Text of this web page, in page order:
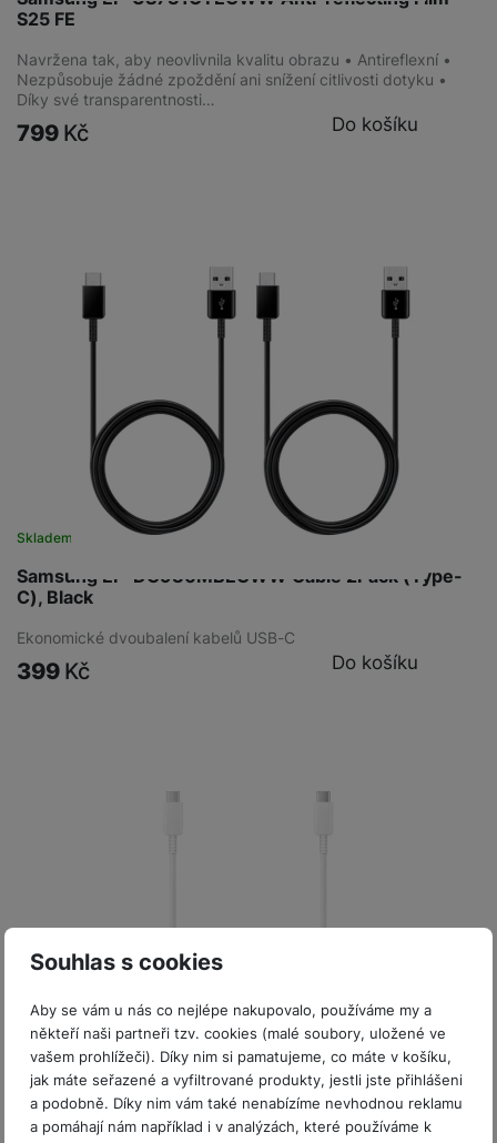
Souhlas s cookies
Aby se vám u nás co nejlépe nakupovalo, používáme my a
někteří naši partneři tzv. cookies (malé soubory, uložené ve
vašem prohlížeči). Díky nim si pamatujeme, co máte v košíku,
jak máte seřazené a vyfiltrované produkty, jestli jste přihlášeni
a podobně. Díky nim vám také nenabízíme nevhodnou reklamu
a pomáhají nám například i v analýzách, které používáme k
S25 FE
Navržena tak, aby neovlivnila kvalitu obrazu • Antireflexní •
Nezpůsobuje žádné zpoždění ani snížení citlivosti dotyku •
Díky své transparentnosti…
799 Kč Do košíku
Samsung EP-DG930MBEGWW Cable 2Pack (Type-
C), Black
Skladem na 5 prodejnách
Ekonomické dvoubalení kabelů USB-C
399 Kč Do košíku
Samsung EP-DN975BW dat kabel 5A USB-C/USB-C,
White
Skladem na 6 prodejnách